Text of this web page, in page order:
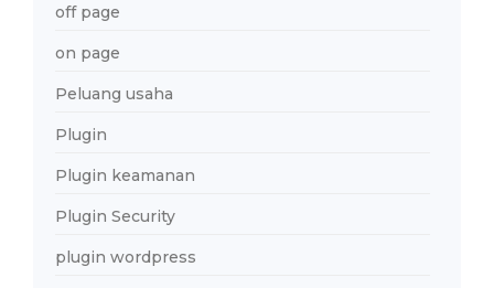
off page
on page
Peluang usaha
Plugin
Plugin keamanan
Plugin Security
plugin wordpress